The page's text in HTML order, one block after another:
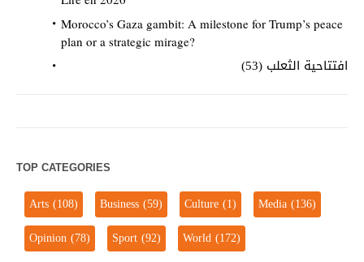
Morocco’s Gaza gambit: A milestone for Trump’s peace
plan or a strategic mirage?
افتتاحية الثعلب (53)
TOP CATEGORIES
Arts(108) Business(59) Culture(1) Media(136)
Opinion(78) Sport(92) World(172)